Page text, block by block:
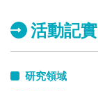
活動記實
研究領域